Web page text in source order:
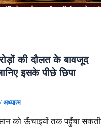
की दौलत के बावजूद
इसके पीछे छिपा
/ अध्यात्म
को ऊँचाइयों तक पहुँचा सकती